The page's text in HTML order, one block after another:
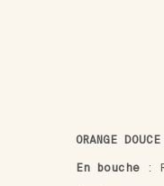
ORANGE
En bouche: